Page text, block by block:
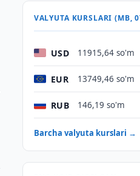
VALYUTA KURSLARI (MB,
USD 11915,64 so'm
EUR 13749,46 so'm
RUB 146,19 so'm
Barcha valyuta kurslari →